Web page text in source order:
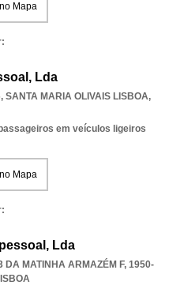
Mapa
Lda
, SANTA MARIA OLIVAIS LISBOA,
em veículos ligeiros
Mapa
Lda
DA MATINHA ARMAZÉM F, 1950-